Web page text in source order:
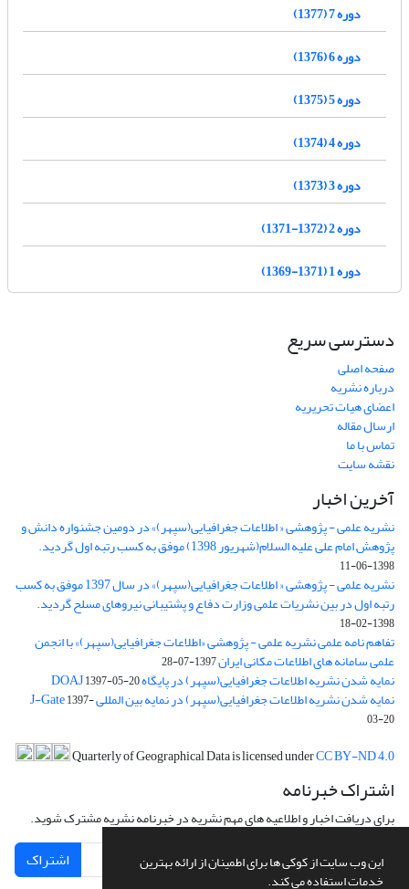
این وب سایت از کوکی ها برای اطمینان از ارائه بهترین
خدمات استفاده می کند.
دوره 7 (1377)
دوره 6 (1376)
دوره 5 (1375)
دوره 4 (1374)
دوره 3 (1373)
دوره 2 (1372-1371)
دوره 1 (1371-1369)
دسترسی سریع
صفحه اصلی
درباره نشریه
اعضای هیات تحریریه
ارسال مقاله
تماس با ما
نقشه سایت
آخرین اخبار
نشریه علمی - پژوهشی « اطلاعات جغرافیایی(سپهر)» در دومین جشنواره دانش و
پژوهش امام علی علیه السلام(شهریور 1398) موفق به کسب رتبه اول گردید.
1398-06-11
نشریه علمی - پژوهشی « اطلاعات جغرافیایی(سپهر)» در سال 1397 موفق به کسب
رتبه اول در بین نشریات علمی وزارت دفاع و پشتیبانی نیروهای مسلح گردید.
1398-02-18
تفاهم نامه علمی نشریه علمی - پژوهشی «اطلاعات جغرافیایی(سپهر)» با انجمن
علمی سامانه های اطلاعات مکانی ایران1397-07-28
نمایه شدن نشریه اطلاعات جغرافیایی(سپهر) در پایگاه DOAJ1397-05-20
نمایه شدن نشریه اطلاعات جغرافیایی(سپهر) در نمایه بین المللی J-Gate1397-
03-20
Quarterly of Geographical Data is licensed underCC BY-ND 4.0
اشتراک خبرنامه
برای دریافت اخبار و اطلاعیه های مهم نشریه در خبرنامه نشریه مشترک شوید.
اشتراک